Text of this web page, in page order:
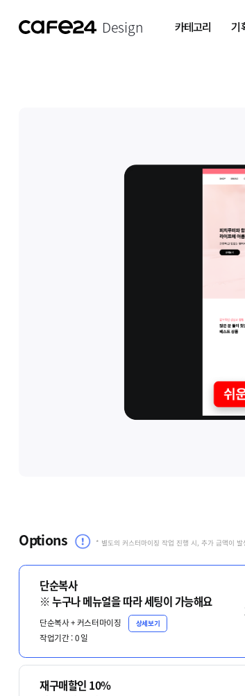
Design 카테고리 기
Options * 별도의 커스터마이징 작업 진행 시, 추가 금액이 발
단순복사
※ 누구나 메뉴얼을 따라 세팅이 가능해요
단순복사 + 커스터마이징 상세보기
작업기간 :0일
재구매할인 10%